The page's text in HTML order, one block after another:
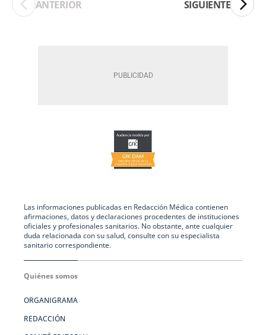
ANTERIOR SIGUIENTE
Las informaciones publicadas en Redacción Médica contienen
afirmaciones, datos y declaraciones procedentes de instituciones
oficiales y profesionales sanitarios. No obstante, ante cualquier
duda relacionada con su salud, consulte con su especialista
sanitario correspondiente.
Quiénes somos
ORGANIGRAMA
REDACCIÓN